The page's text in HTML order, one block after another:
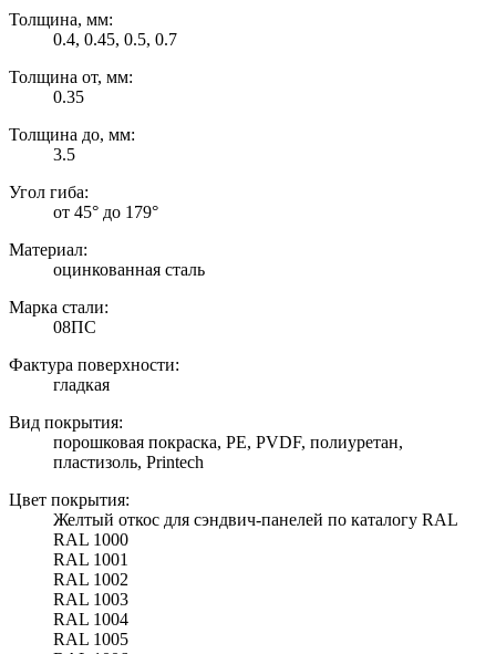
Толщина, мм:
0.4, 0.45, 0.5, 0.7
Толщина от, мм:
0.35
Толщина до, мм:
3.5
Угол гиба:
от 45° до 179°
Материал:
оцинкованная сталь
Марка стали:
08ПС
Фактура поверхности:
гладкая
Вид покрытия:
порошковая покраска, PE, PVDF, полиуретан,
пластизоль, Printech
Цвет покрытия:
Желтый откос для сэндвич-панелей по каталогу RAL
RAL 1000
RAL 1001
RAL 1002
RAL 1003
RAL 1004
RAL 1005